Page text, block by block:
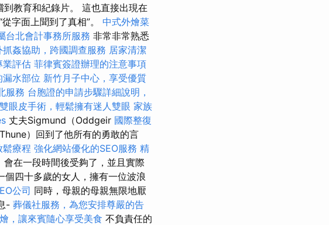
到教育和紀錄片。 這也直接出現在
字面上聞到了真相”。 中式外燴菜
台北會計事務所服務 非常非常熟悉
抓姦協助，跨國調查服務 居家清潔
業評估 菲律賓簽證辦理的注意事項
水部位 新竹月子中心，享受優質
服務 台胞證的申請步驟詳細說明，
雙眼皮手術，輕鬆擁有迷人雙眼 家族
丈夫Sigmund（Oddgeir 國際整復
Thune）回到了他所有的勇敢的言
鬆療程 強化網站優化的SEO服務 精
在一段時間後受夠了，並且實際
個四十多歲的女人，擁有一位波浪
公司 同時，母親的母親無限地厭
- 葬儀社服務，為您安排尊嚴的告
，讓來賓隨心享受美食 不負責任的